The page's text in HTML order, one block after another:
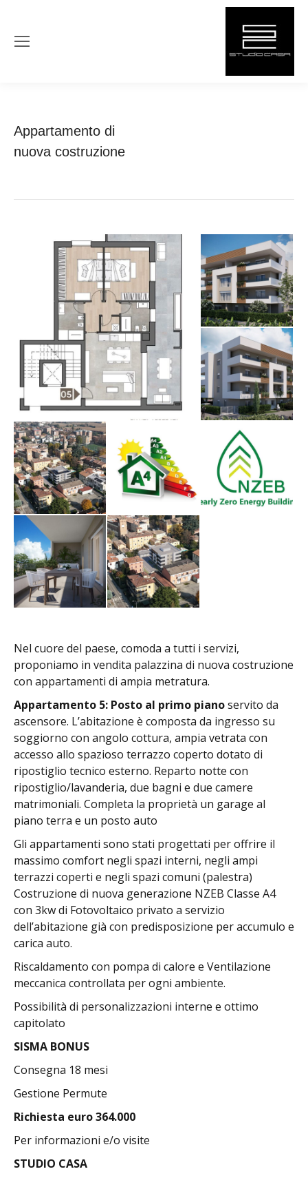
Appartamento di
nuova costruzione
Nel cuore del paese, comoda a tutti i servizi,
proponiamo in vendita palazzina di nuova costruzione
con appartamenti di ampia metratura.
Appartamento 5: Posto al primo pianoservito da
ascensore. L’abitazione è composta da ingresso su
soggiorno con angolo cottura, ampia vetrata con
accesso allo spazioso terrazzo coperto dotato di
ripostiglio tecnico esterno. Reparto notte con
ripostiglio/lavanderia, due bagni e due camere
matrimoniali. Completa la proprietà un garage al
piano terra e un posto auto
Gli appartamenti sono stati progettati per offrire il
massimo comfort negli spazi interni, negli ampi
terrazzi coperti e negli spazi comuni (palestra)
Costruzione di nuova generazione NZEB Classe A4
con 3kw di Fotovoltaico privato a servizio
dell’abitazione già con predisposizione per accumulo e
carica auto.
Riscaldamento con pompa di calore e Ventilazione
meccanica controllata per ogni ambiente.
Possibilità di personalizzazioni interne e ottimo
capitolato
SISMA BONUS
Consegna 18 mesi
Gestione Permute
Richiesta euro 364.000
Per informazioni e/o visite
STUDIO CASA